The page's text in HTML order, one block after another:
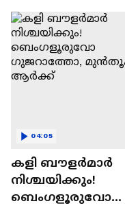
മുൻതൂക്കം
കളി ബൗളര്‍മാര്‍
നിശ്ചയിക്കും!
ബെംഗളൂരുവോ
04:05